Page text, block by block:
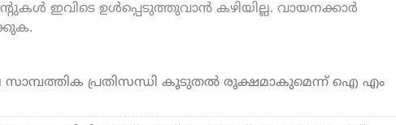
ഇവിടെ ഉൾപ്പെടുത്തുവാൻ കഴിയില്ല. വായനക്കാർ
സാമ്പത്തിക പ്രതിസന്ധി കൂടുതൽ രൂക്ഷമാകുമെന്ന് ഐ എം